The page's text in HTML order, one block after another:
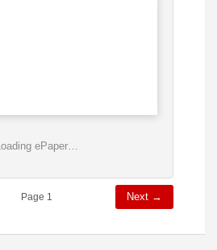
Loading ePaper…
Page 1 Next →